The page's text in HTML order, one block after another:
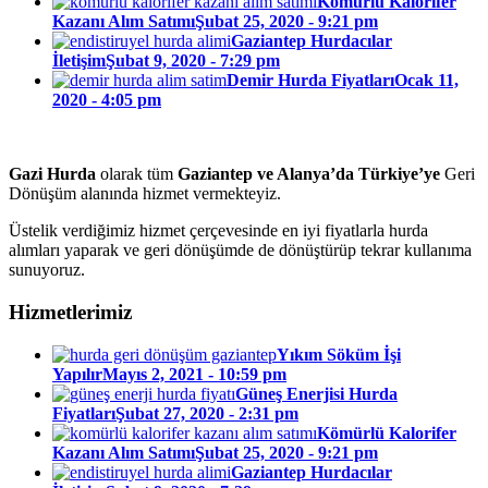
Kazanı Alım SatımıŞubat 25, 2020 - 9:21 pm
Gaziantep Hurdacılar
İletişimŞubat 9, 2020 - 7:29 pm
Demir Hurda FiyatlarıOcak 11,
2020 - 4:05 pm
Gazi Hurda olarak tüm Gaziantep ve Alanya’da Türkiye’ye Geri
Dönüşüm alanında hizmet vermekteyiz.
Üstelik verdiğimiz hizmet çerçevesinde en iyi fiyatlarla hurda
alımları yaparak ve geri dönüşümde de dönüştürüp tekrar kullanıma
sunuyoruz.
Hizmetlerimiz
Yıkım Söküm İşi
YapılırMayıs 2, 2021 - 10:59 pm
Güneş Enerjisi Hurda
FiyatlarıŞubat 27, 2020 - 2:31 pm
Kömürlü Kalorifer
Kazanı Alım SatımıŞubat 25, 2020 - 9:21 pm
Gaziantep Hurdacılar